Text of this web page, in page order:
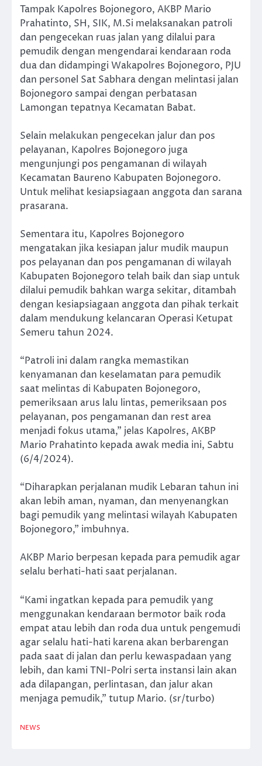
Tampak Kapolres Bojonegoro, AKBP Mario
Prahatinto, SH, SIK, M.Si melaksanakan patroli
dan pengecekan ruas jalan yang dilalui para
pemudik dengan mengendarai kendaraan roda
dua dan didampingi Wakapolres Bojonegoro, PJU
dan personel Sat Sabhara dengan melintasi jalan
Bojonegoro sampai dengan perbatasan
Lamongan tepatnya Kecamatan Babat.
Selain melakukan pengecekan jalur dan pos
pelayanan, Kapolres Bojonegoro juga
mengunjungi pos pengamanan di wilayah
Kecamatan Baureno Kabupaten Bojonegoro.
Untuk melihat kesiapsiagaan anggota dan sarana
prasarana.
Sementara itu, Kapolres Bojonegoro
mengatakan jika kesiapan jalur mudik maupun
pos pelayanan dan pos pengamanan di wilayah
Kabupaten Bojonegoro telah baik dan siap untuk
dilalui pemudik bahkan warga sekitar, ditambah
dengan kesiapsiagaan anggota dan pihak terkait
dalam mendukung kelancaran Operasi Ketupat
Semeru tahun 2024.
“Patroli ini dalam rangka memastikan
kenyamanan dan keselamatan para pemudik
saat melintas di Kabupaten Bojonegoro,
pemeriksaan arus lalu lintas, pemeriksaan pos
pelayanan, pos pengamanan dan rest area
menjadi fokus utama,” jelas Kapolres, AKBP
Mario Prahatinto kepada awak media ini, Sabtu
(6/4/2024).
“Diharapkan perjalanan mudik Lebaran tahun ini
akan lebih aman, nyaman, dan menyenangkan
bagi pemudik yang melintasi wilayah Kabupaten
Bojonegoro,” imbuhnya.
AKBP Mario berpesan kepada para pemudik agar
selalu berhati-hati saat perjalanan.
“Kami ingatkan kepada para pemudik yang
menggunakan kendaraan bermotor baik roda
empat atau lebih dan roda dua untuk pengemudi
agar selalu hati-hati karena akan berbarengan
pada saat di jalan dan perlu kewaspadaan yang
lebih, dan kami TNI-Polri serta instansi lain akan
ada dilapangan, perlintasan, dan jalur akan
menjaga pemudik,” tutup Mario. (sr/turbo)
NEWS